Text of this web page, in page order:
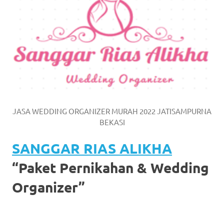
guys
https://
comment
here
replica
watches.
JASA WEDDING ORGANIZER MURAH 2022 JATISAMPURNA
BEKASI
SANGGAR RIAS ALIKHA
“Paket Pernikahan & Wedding
Organizer”